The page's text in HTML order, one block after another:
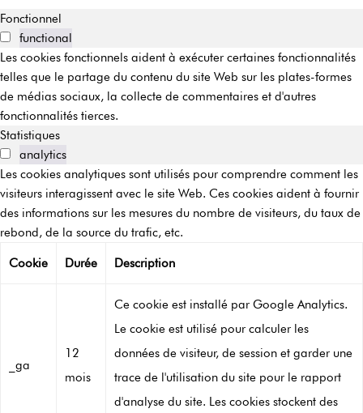
Fonctionnel
functional
Les cookies fonctionnels aident à exécuter certaines fonctionnalités
telles que le partage du contenu du site Web sur les plates-formes
de médias sociaux, la collecte de commentaires et d'autres
fonctionnalités tierces.
Statistiques
analytics
Les cookies analytiques sont utilisés pour comprendre comment les
visiteurs interagissent avec le site Web. Ces cookies aident à fournir
des informations sur les mesures du nombre de visiteurs, du taux de
rebond, de la source du trafic, etc.
Cookie Durée Description
_ga
12
mois
Ce cookie est installé par Google Analytics.
Le cookie est utilisé pour calculer les
données de visiteur, de session et garder une
trace de l'utilisation du site pour le rapport
d'analyse du site. Les cookies stockent des